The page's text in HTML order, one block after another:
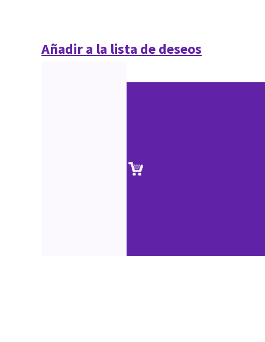
Añadir a la lista de deseos